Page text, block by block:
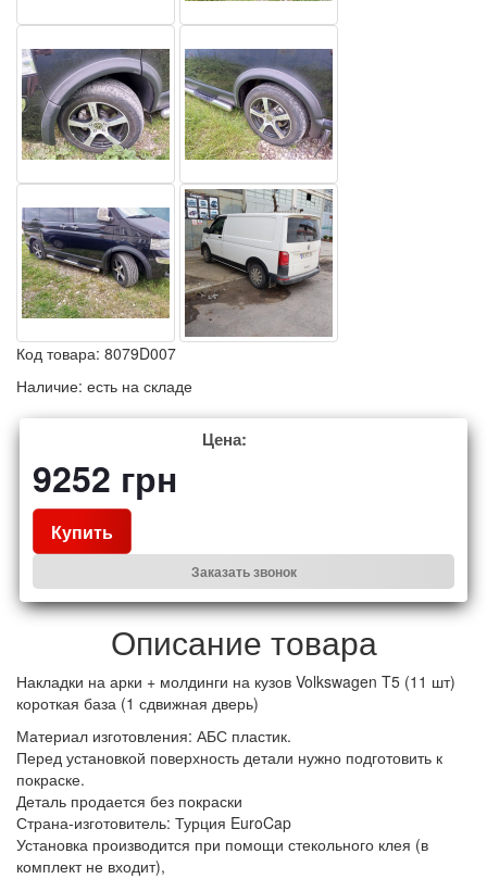
Код товара: 8079D007
Наличие: есть на складе
Цена:
9252 грн
Купить
Заказать звонок
Описание товара
Накладки на арки + молдинги на кузов Volkswagen T5 (11 шт)
короткая база (1 сдвижная дверь)
Материал изготовления: АБС пластик.
Перед установкой поверхность детали нужно подготовить к
покраске.
Деталь продается без покраски
Страна-изготовитель: Турция EuroCap
Установка производится при помощи стекольного клея (в
комплект не входит),